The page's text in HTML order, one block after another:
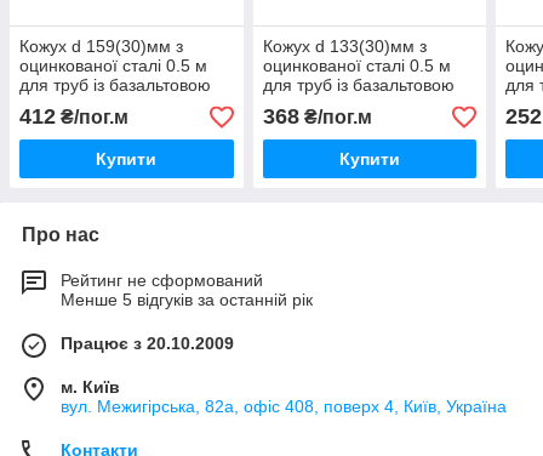
Кожух d 159(30)мм з
оцинкованої сталі 0.5 м
для труб із базальтовою
або каучуковою
теплоізоляцією
412 ₴/пог.м
Купити
Кожух d 133(30)мм з
оцинкованої сталі 0.5 м
для труб із базальтовою
або каучуковою
теплоізоляцією
368₴/пог.м
Купити
для
або
252
Про нас
Рейтинг не сформований
Менше 5 відгуків за останній рік
Працює з 20.10.2009
м. Київ
вул. Межигірська, 82а, офіс 408, поверх 4, Київ, Україна
Контакти